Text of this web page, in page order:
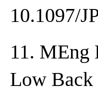
10.1097/
11. MEng
Low Back